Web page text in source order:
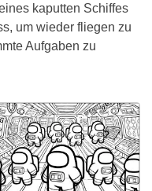
kaputten Schiffes
um wieder fliegen zu
Aufgaben zu